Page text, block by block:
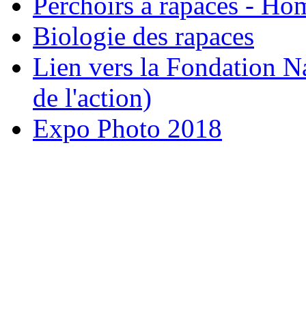
Biologie des rapaces
Lien vers la Fondation
de l'action)
Expo Photo 2018